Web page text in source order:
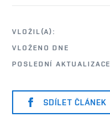
VLOŽIL(A):
VLOŽENO DNE
POSLEDNÍ AKTUALIZACE
SDÍLET ČLÁNEK